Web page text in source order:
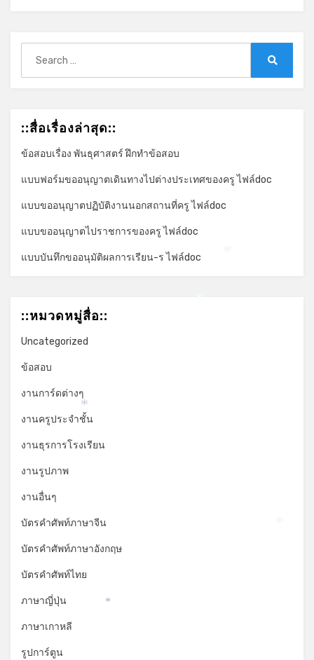
for:
::สื่อเรื่องล่าสุด::
ข้อสอบเรื่อง พันธุศาสตร์ ฝึกทำข้อสอบ
แบบฟอร์มขออนุญาตเดินทางไปต่างประเทศของครู ไฟล์doc
แบบขออนุญาตปฏิบัติงานนอกสถานที่ครู ไฟล์doc
แบบขออนุญาตไปราชการของครู ไฟล์doc
แบบบันทึกขออนุมัติผลการเรียน-ร ไฟล์doc
::หมวดหมู่สื่อ::
Uncategorized
ข้อสอบ
งานการ์ดต่างๆ
งานครูประจำชั้น
งานธุรการโรงเรียน
งานรูปภาพ
งานอื่นๆ
บัตรคำศัพท์ภาษาจีน
บัตรคำศัพท์ภาษาอังกฤษ
บัตรคำศัพท์ไทย
ภาษาญี่ปุ่น
ภาษาเกาหลี
รูปการ์ตูน
*